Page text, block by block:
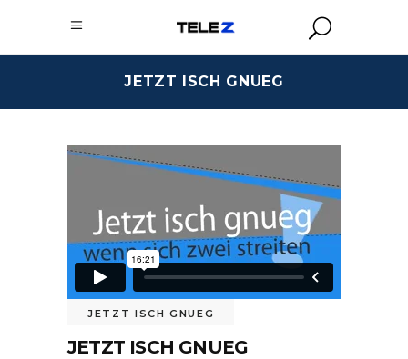
JETZT ISCH GNUEG
JETZT ISCH GNUEG
JETZT ISCH GNUEG